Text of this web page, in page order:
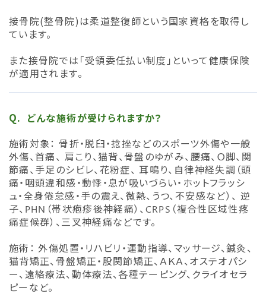
接骨院(整骨院)は柔道整復師という国家資格を取得し
ています。
また接骨院では「受領委任払い制度」といって健康保険
が適用されます。
どんな施術が受けられますか？
施術対象： 骨折・脱臼・捻挫などのスポーツ外傷や一般
外傷、首痛、 肩こり、猫背、骨盤のゆがみ、腰痛、Ｏ脚、関
節痛、手足のシビレ、花粉症、 耳鳴り、自律神経失調（頭
痛・咽頭違和感・動悸・息が吸いづらい・ホットフラッシ
ュ・全身倦怠感・手の震え、微熱、うつ、不安感など）、 逆
子、PHN（帯状疱疹後神経痛）、CRPS（複合性区域性疼
痛症候群）、三叉神経痛などです。
施術： 外傷処置・リハビリ・運動指導、マッサージ、鍼灸、
猫背矯正、骨盤矯正・股関節矯正、ＡＫＡ、オステオパシ
ー、遠絡療法、動体療法、各種テーピング、クライオセラ
ピーなど。